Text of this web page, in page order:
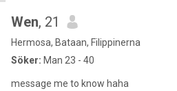
Wen, 21
Hermosa, Bataan, Filippinerna
Söker: Man 23 - 40
message me to know haha